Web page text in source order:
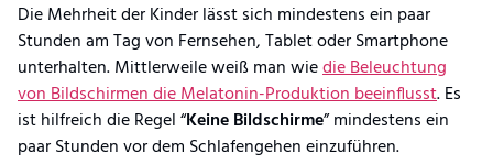
Die Mehrheit der Kinder lässt sich mindestens ein paar
Stunden am Tag von Fernsehen, Tablet oder Smartphone
unterhalten. Mittlerweile weiß man wiedie Beleuchtung
von Bildschirmen die Melatonin-Produktion beeinflusst. Es
ist hilfreich die Regel “Keine Bildschirme” mindestens ein
paar Stunden vor dem Schlafengehen einzuführen.